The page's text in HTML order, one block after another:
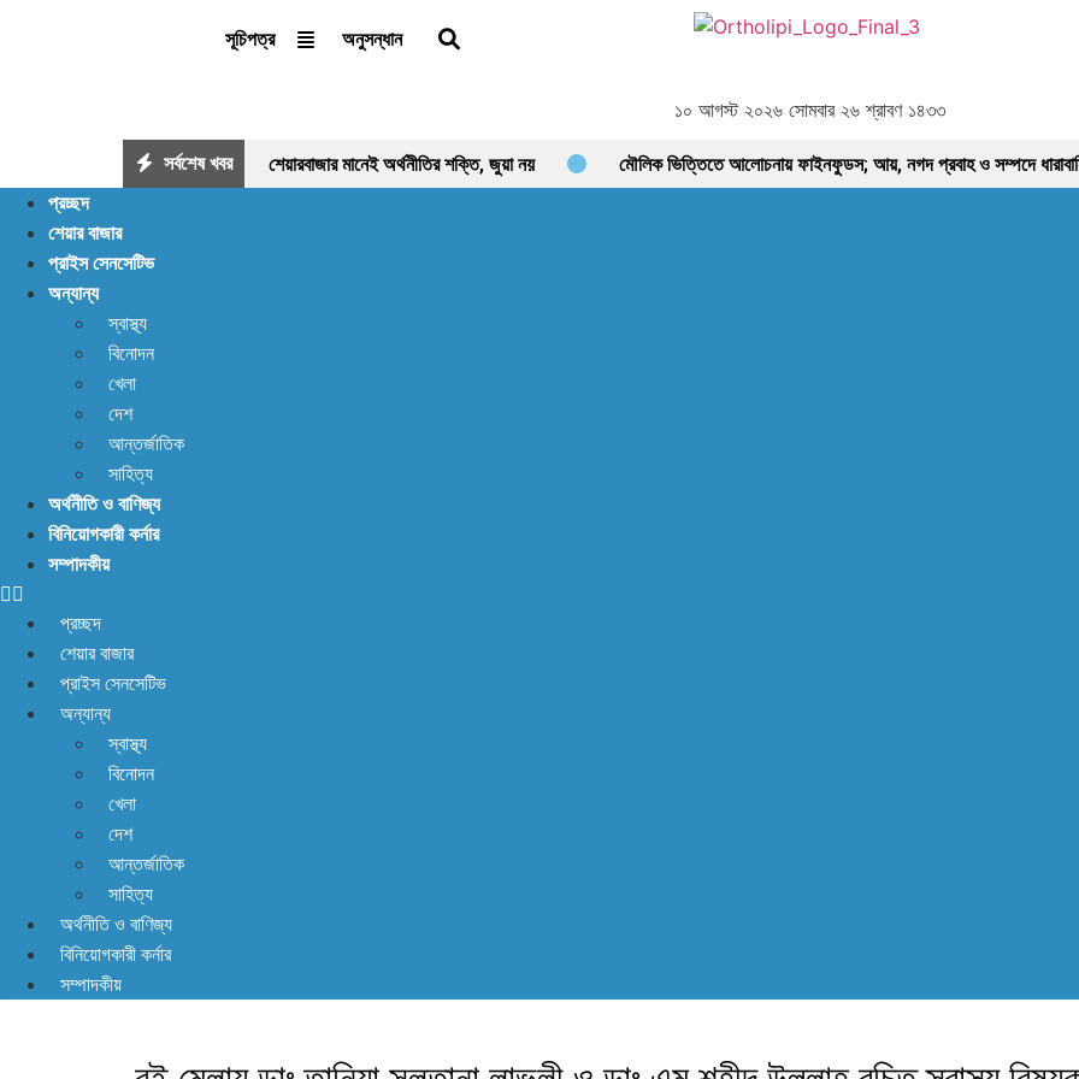
সূচিপত্র অনুসন্ধান
১০ আগস্ট ২০২৬ সোমবার ২৬ শ্রাবণ ১৪৩৩
সর্বশেষ খবর শেয়ারবাজার মানেই অর্থনীতির শক্তি, জুয়া নয় মৌলিক ভিত্তিতে আলোচনায় ফাইনফুডস; আয়, নগদ প্রবাহ ও সম্পদে
প্রচ্ছদ
শেয়ার বাজার
প্রাইস সেনসেটিভ
অন্যান্য
স্বাস্থ্য
বিনোদন
খেলা
দেশ
আন্তর্জাতিক
সাহিত্য
অর্থনীতি ও বাণিজ্য
বিনিয়োগকারী কর্নার
সম্পাদকীয়
প্রচ্ছদ
শেয়ার বাজার
প্রাইস সেনসেটিভ
অন্যান্য
স্বাস্থ্য
বিনোদন
খেলা
দেশ
আন্তর্জাতিক
সাহিত্য
অর্থনীতি ও বাণিজ্য
বিনিয়োগকারী কর্নার
সম্পাদকীয়